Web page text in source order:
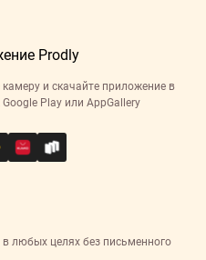
любых целях без письменного
Prodly
камеру и скачайте приложение в
Google Play или AppGallery